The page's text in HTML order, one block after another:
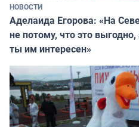
НОВОСТИ
Аделаида Егорова: «На
не потому, что это
ты им интересен»